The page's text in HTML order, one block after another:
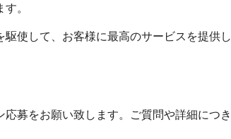
。
使して、お客様に最高のサービスを提供し
募をお願い致します。ご質問や詳細につき